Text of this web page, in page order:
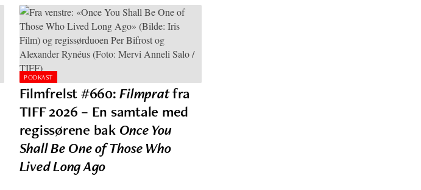
PODKAST
Filmfrelst #660:Filmpratfra
TIFF 2026 – En samtale med
regissørene bak Once You
Shall Be One of Those Who
Lived Long Ago